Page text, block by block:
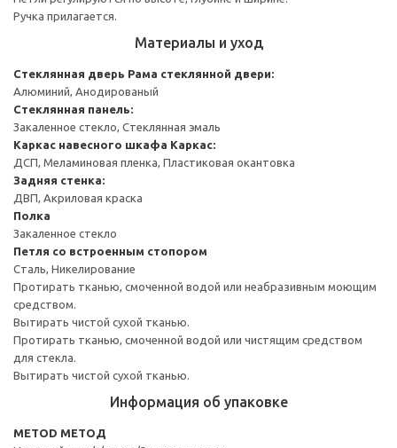
Ручка прилагается.
Материалы и уход
Стеклянная дверь Рама стеклянной двери:
Алюминий, Анодированый
Стеклянная панель:
Закаленное стекло, Стеклянная эмаль
Каркас навесного шкафа Каркас:
ДСП, Меламиновая пленка, Пластиковая окантовка
Задняя стенка:
ДВП, Акриловая краска
Полка
Закаленное стекло
Петля со встроенным стопором
Сталь, Никелирование
Протирать тканью, смоченной водой или неабразивным моющим
средством.
Вытирать чистой сухой тканью.
Протирать тканью, смоченной водой или чистящим средством
для стекла.
Вытирать чистой сухой тканью.
Информация об упаковке
METOD МЕТОД